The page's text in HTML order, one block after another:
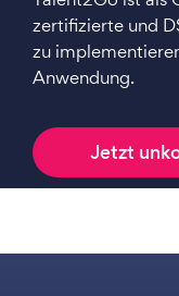
zertifizierte und
zu
Anwendung.
Jetzt